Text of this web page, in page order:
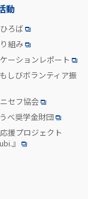
動
ろば
組み
ーションレポート
しびボランティア振
セフ協会
べ奨学金財団
援プロジェクト
』